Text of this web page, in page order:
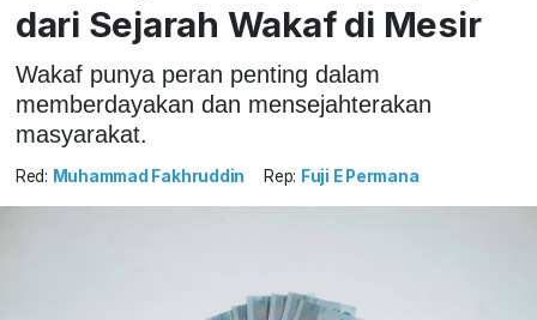
dari Sejarah Wakaf di Mesir
Wakaf punya peran penting dalam
memberdayakan dan mensejahterakan
masyarakat.
Red: Muhammad Fakhruddin Rep: Fuji E Permana